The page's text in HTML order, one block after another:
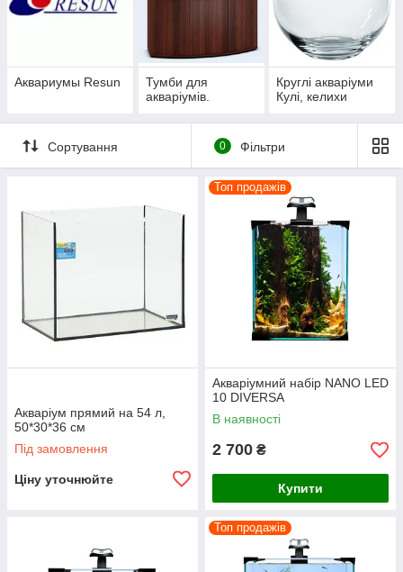
Аквариумы Resun
Тумби для
акваріумів.
Круглі акваріуми
Кулі, келихи
Сортування 0 Фільтри
Акваріум прямий на 54 л,
50*30*36 см
Під замовлення
Ціну уточнюйте
Топ продажів
Акваріумний набір NANO LED
10 DIVERSA
В наявності
2 700 ₴
Купити
Топ продажів